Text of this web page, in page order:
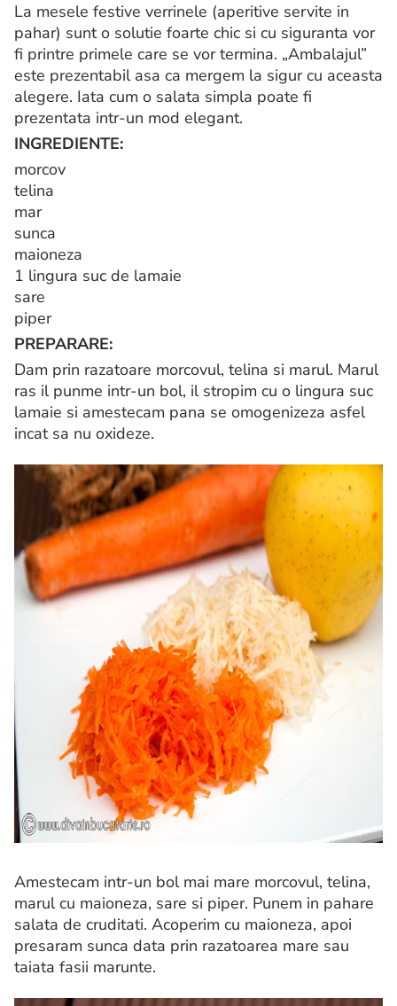
La mesele festive verrinele (aperitive servite in
pahar) sunt o solutie foarte chic si cu siguranta vor
fi printre primele care se vor termina. „Ambalajul”
este prezentabil asa ca mergem la sigur cu aceasta
alegere. Iata cum o salata simpla poate fi
prezentata intr-un mod elegant.
INGREDIENTE:
morcov
telina
mar
sunca
maioneza
1 lingura suc de lamaie
sare
piper
PREPARARE:
Dam prin razatoare morcovul, telina si marul. Marul
ras il punme intr-un bol, il stropim cu o lingura suc
lamaie si amestecam pana se omogenizeza asfel
incat sa nu oxideze.
Amestecam intr-un bol mai mare morcovul, telina,
marul cu maioneza, sare si piper. Punem in pahare
salata de cruditati. Acoperim cu maioneza, apoi
presaram sunca data prin razatoarea mare sau
taiata fasii marunte.